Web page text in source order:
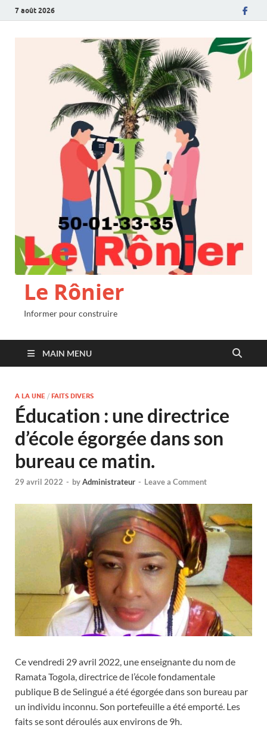
7 août 2026
Le Rônier
Informer pour construire
MAIN MENU
A LA UNE / FAITS DIVERS
Éducation : une directrice
d’école égorgée dans son
bureau ce matin.
29 avril 2022 - byAdministrateur - Leave a Comment
Ce vendredi 29 avril 2022, une enseignante du nom de
Ramata Togola, directrice de l’école fondamentale
publique B de Selingué a été égorgée dans son bureau par
un individu inconnu. Son portefeuille a été emporté. Les
faits se sont déroulés aux environs de 9h.